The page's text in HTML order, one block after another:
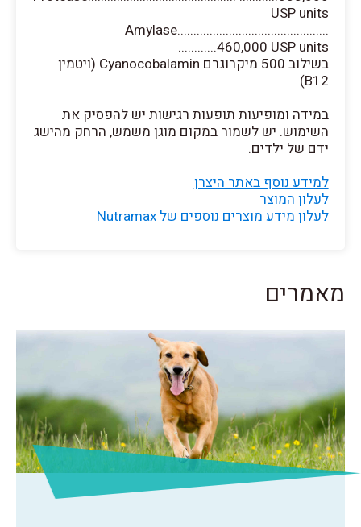
USP units
Amylase...............................................
............460,000 USP units
בשילוב 500 מיקרוגרם Cyanocobalamin (ויטמין
B12)
במידה ומופיעות תופעות רגישות יש להפסיק את
השימוש. יש לשמור במקום מוגן משמש, הרחק מהישג
ידם של ילדים.
למידע נוסף באתר היצרן
לעלון המוצר
לעלון מידע מוצרים נוספים של Nutramax
מאמרים